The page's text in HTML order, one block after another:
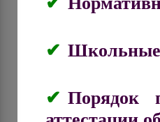
Школьные
Порядок